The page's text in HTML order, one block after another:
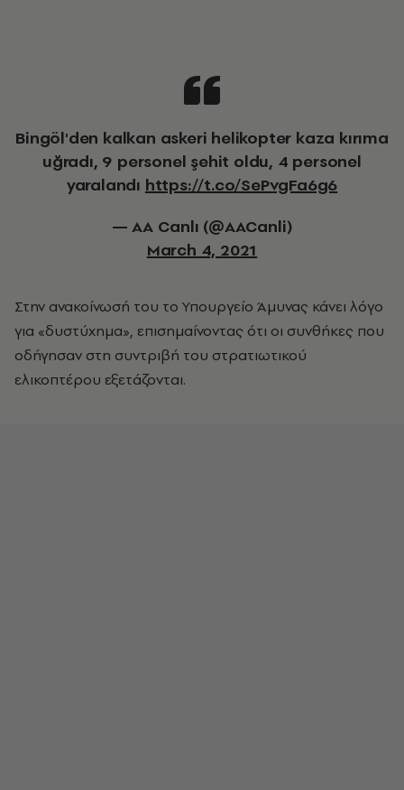
Bingöl'den kalkan askeri helikopter kaza kırıma
uğradı, 9 personel şehit oldu, 4 personel
yaralandı https://t.co/SePvgFa6g6
— AA Canlı (@AACanli)
March 4, 2021
Στην ανακοίνωσή του το Υπουργείο Άμυνας κάνει λόγο
για «δυστύχημα», επισημαίνοντας ότι οι συνθήκες που
οδήγησαν στη συντριβή του στρατιωτικού
ελικοπτέρου εξετάζονται.